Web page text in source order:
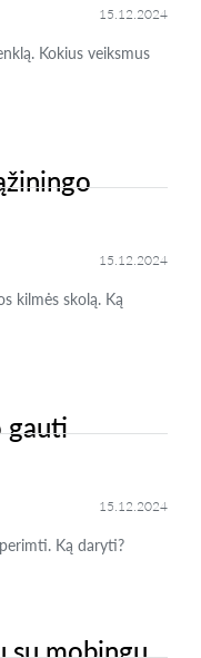
15.12.2024
Kokius veiksmus
15.12.2024
kilmės skolą. Ką
gauti
15.12.2024
Ką daryti?
su mobingu